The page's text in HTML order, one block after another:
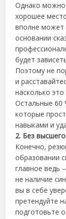
Однако можно
хорошее
вполне может
основании
будет
Поэтому не
и
насколько
Остальные 60
которые
навыками и
2. Без
Конечно,
образовании
главное ведь
не наличие
вы в себе
претендуйте
подготовьте